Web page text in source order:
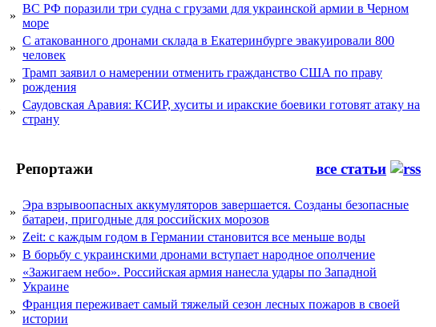
»
ВС РФ поразили три судна с грузами для украинской армии в Черном
море
»
С атакованного дронами склада в Екатеринбурге эвакуировали 800
человек
»
Трамп заявил о намерении отменить гражданство США по праву
рождения
»
Саудовская Аравия: КСИР, хуситы и иракские боевики готовят атаку на
страну
Репортажи все статьи
»
Эра взрывоопасных аккумуляторов завершается. Созданы безопасные
батареи, пригодные для российских морозов
» Zeit: с каждым годом в Германии становится все меньше воды
» В борьбу с украинскими дронами вступает народное ополчение
»
«Зажигаем небо». Российская армия нанесла удары по Западной
Украине
»
Франция переживает самый тяжелый сезон лесных пожаров в своей
истории